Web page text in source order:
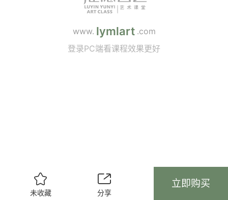
www. lymlart .com
登录PC端看课程效果更好

未收藏

分享
立即购买